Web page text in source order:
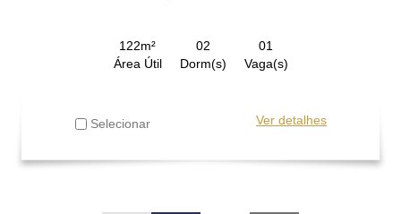
122m²
Área Útil
02
Dorm(s)
01
Vaga(s)
Selecionar Ver detalhes